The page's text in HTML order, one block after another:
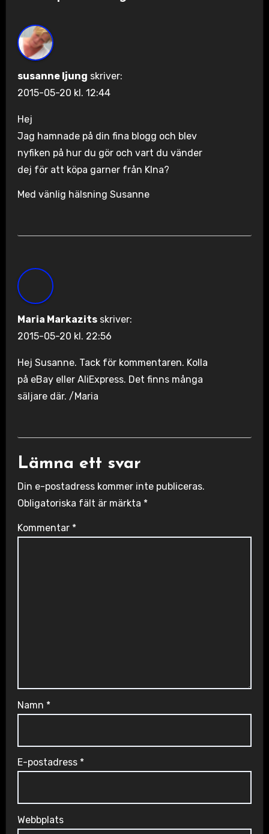
susanne ljung skriver:
2015-05-20 kl. 12:44
Hej
Jag hamnade på din fina blogg och blev
nyfiken på hur du gör och vart du vänder
dej för att köpa garner från KIna?
Med vänlig hälsning Susanne
Maria Markazits skriver:
2015-05-20 kl. 22:56
Hej Susanne. Tack för kommentaren. Kolla
på eBay eller AliExpress. Det finns många
säljare där. /Maria
Lämna ett svar
Din e-postadress kommer inte publiceras.
Obligatoriska fält är märkta *
Kommentar *
Namn *
E-postadress *
Webbplats